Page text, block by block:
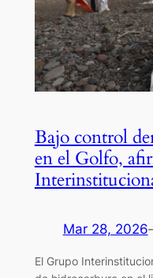
Bajo control
en el Golfo,
Mar 28, 2026
El Grupo